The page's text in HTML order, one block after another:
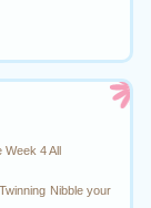
Week 4 All
Nibble your